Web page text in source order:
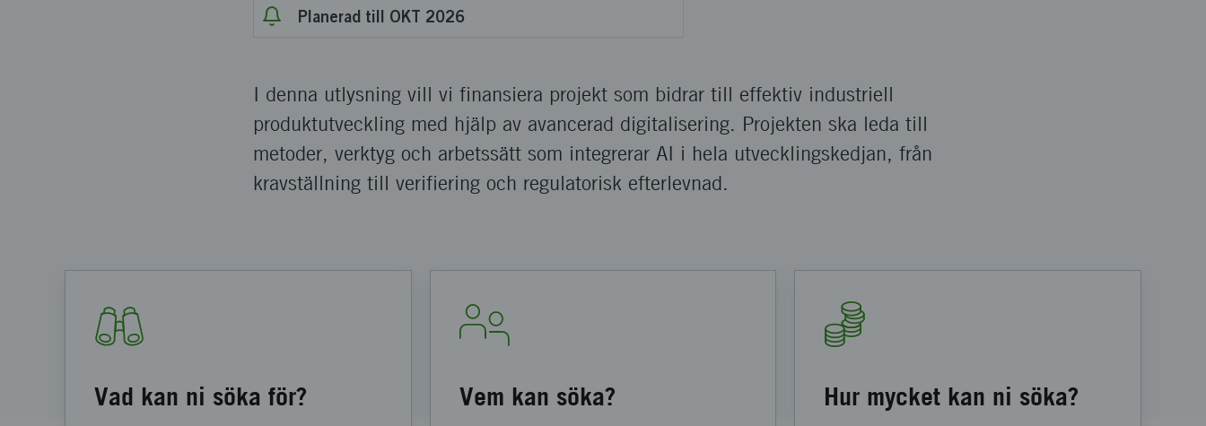
Planerad till OKT 2026
I denna utlysning vill vi finansiera projekt som bidrar till effektiv industriell
produktutveckling med hjälp av avancerad digitalisering. Projekten ska leda till
metoder, verktyg och arbetssätt som integrerar AI i hela utvecklingskedjan, från
kravställning till verifiering och regulatorisk efterlevnad.
Vad kan ni söka för? Vem kan söka? Hur mycket kan ni söka?